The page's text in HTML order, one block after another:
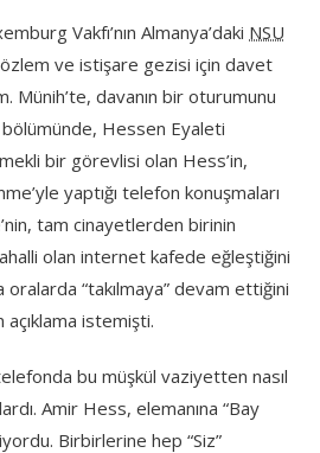
Vakfı’nın Almanya’daki NSU
ve istişare gezisi için davet
Münih’te, davanın bir oturumunu
bölümünde, Hessen Eyaleti
bir görevlisi olan Hess’in,
yaptığı telefon konuşmaları
tam cinayetlerden birinin
olan internet kafede eğleştiğini
“takılmaya” devam ettiğini
istemişti.
bu müşkül vaziyetten nasıl
Amir Hess, elemanına “Bay
Birbirlerine hep “Siz”